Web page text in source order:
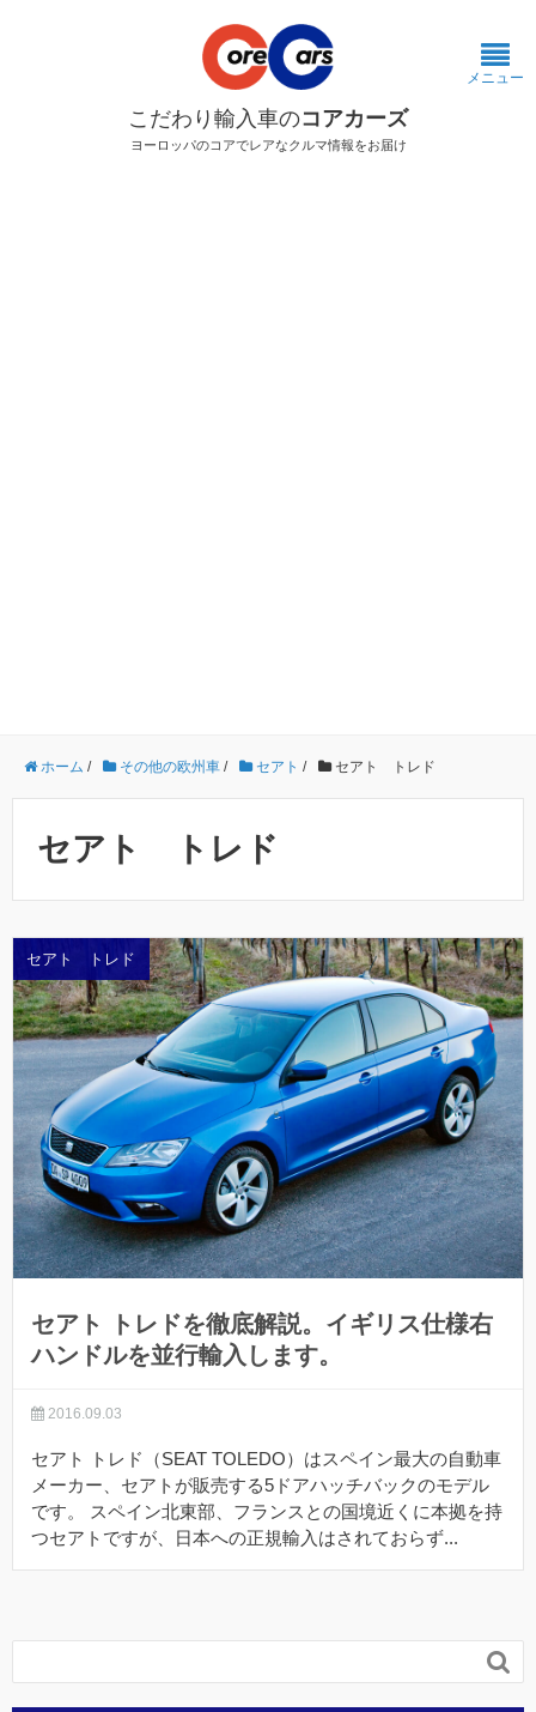
こだわり輸入車のコアカーズ
ヨーロッパのコアでレアなクルマ情報をお届け
メニュー
ホーム / その他の欧州車 / セアト / セアト トレド
セアト トレド
セアト トレド
セアト トレドを徹底解説。イギリス仕様右
ハンドルを並行輸入します。
2016.09.03
セアト トレド（SEAT TOLEDO）はスペイン最大の自動車
メーカー、セアトが販売する5ドアハッチバックのモデル
です。 スペイン北東部、フランスとの国境近くに本拠を持
つセアトですが、日本への正規輸入はされておらず...
